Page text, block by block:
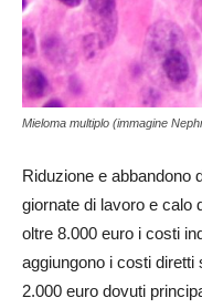
Mieloma multiplo (immagine
Riduzione e abbandono
giornate di lavoro e calo
oltre 8.000 euro i costi
aggiungono i costi diretti
2.000 euro dovuti